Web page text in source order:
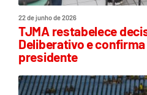
22 de junho de 2026
TJMA restabelece
Deliberativo e
presidente